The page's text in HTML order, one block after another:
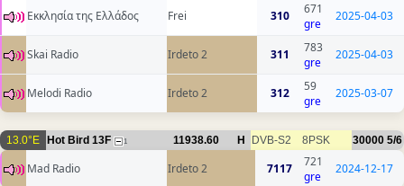
Εκκλησία της Ελλάδος Frei 310
671
gre
2025-04-03
Skai Radio Irdeto 2 311
783
gre
2025-04-03
Melodi Radio Irdeto 2 312
59
gre
2025-03-07
13.0°E Hot Bird 13F 1 11938.60 H DVB-S2 8PSK 30000 5/6
Mad Radio Irdeto 2 7117
721
gre
2024-12-17